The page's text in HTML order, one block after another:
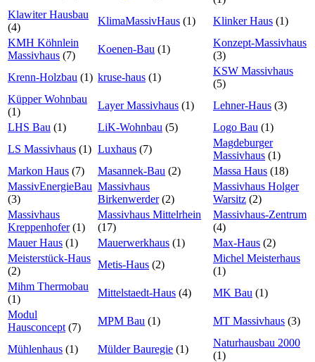
Klawiter Hausbau
(4)
KlimaMassivHaus (1) Klinker Haus (1)
KMH Köhnlein
Massivhaus (7)
Koenen-Bau (1)
Konzept-Massivhaus
(3)
Krenn-Holzbau (1) kruse-haus (1)
KSW Massivhaus
(5)
Küpper Wohnbau
(1)
Layer Massivhaus (1) Lehner-Haus (3)
LHS Bau (1) LiK-Wohnbau (5) Logo Bau (1)
LS Massivhaus (1) Luxhaus (7)
Magdeburger
Massivhaus (1)
Markon Haus (7) Masannek-Bau (2) Massa Haus (18)
MassivEnergieBau
(3)
Massivhaus
Birkenwerder (2)
Massivhaus Holger
Warsitz (2)
Massivhaus
Kreppenhofer (1)
Massivhaus Mittelrhein
(17)
Massivhaus-Zentrum
(4)
Mauer Haus (1) Mauerwerkhaus (1) Max-Haus (2)
Meisterstück-Haus
(2)
Metis-Haus (2)
Michel Meisterhaus
(1)
Mihm Thermobau
(1)
Mittelstaedt-Haus (4) MK Bau (1)
Modul
Hausconcept (7)
MPM Bau (1) MT Massivhaus (3)
Mühlenhaus (1) Mülder Bauregie (1)
Naturhausbau 2000
(1)